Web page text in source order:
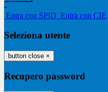
-
Entra con SPID Entra con CIE
Seleziona utente
button close ×
Recupero password